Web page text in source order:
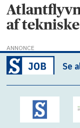
af
ANNONCE
Se